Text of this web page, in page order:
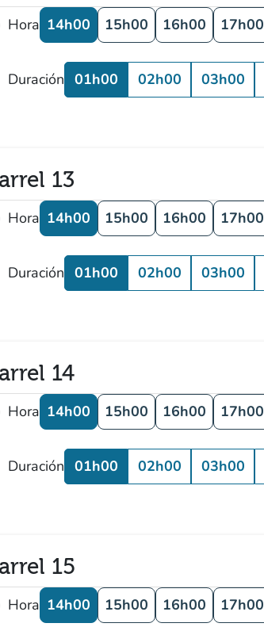
Hora 14h00 15h00 16h00 17h00
Duración 01h00 02h00 03h00
13
Hora 14h00 15h00 16h00 17h00
Duración 01h00 02h00 03h00
14
Hora 14h00 15h00 16h00 17h00
Duración 01h00 02h00 03h00
15
Hora 14h00 15h00 16h00 17h00